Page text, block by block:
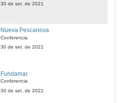
30 de set. de 2021
Nueva Pescanova
Conferencia
30 de set. de 2021
Fundamar
Conferencia
30 de set. de 2021